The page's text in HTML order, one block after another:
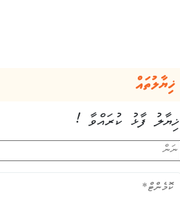
ޚިޔާލުތައް
ޚިޔާލު ފާޅު ކުރައްވާ !